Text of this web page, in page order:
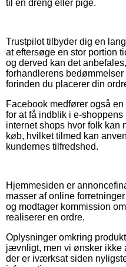
til en dreng eller pige.
Trustpilot tilbyder dig en
at eftersøge en stor portion
og derved kan det
forhandlerens
forinden du placerer din
Facebook medfører også
for at få indblik i e-
internet shops hvor folk kan
køb, hvilket tilmed kan
kundernes tilfredshed.
Hjemmesiden er
masser af online
og modtager kommission
realiserer en ordre.
Oplysninger omkring
jævnligt, men vi ønsker ikke
der er iværksat siden